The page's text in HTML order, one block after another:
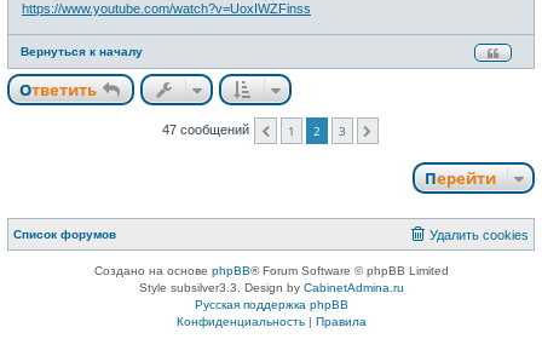
https://www.youtube.com/watch?v=UoxIWZFinss
Вернуться к началу
Ответить
47 сообщений Пред.
1 2 3
Перейти
Список форумов Удалить cookies
Создано на основе phpBB® Forum Software © phpBB Limited
Style subsilver3.3. Design by CabinetAdmina.ru
Русская поддержка phpBB
Конфиденциальность| Правила